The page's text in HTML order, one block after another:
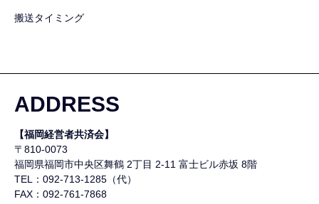
搬送タイミング
ADDRESS
【福岡経営者共済会】
〒810-0073
福岡県福岡市中央区舞鶴 2丁目 2-11 富士ビル赤坂 8階
TEL：092-713-1285（代）
FAX：092-761-7868